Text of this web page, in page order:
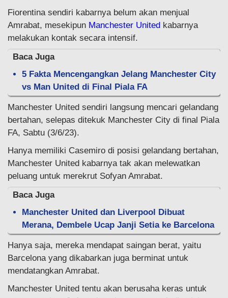
Fiorentina sendiri kabarnya belum akan menjual
Amrabat, mesekipun Manchester United kabarnya
melakukan kontak secara intensif.
Baca Juga
5 Fakta Mencengangkan Jelang Manchester City
vs Man United di Final Piala FA
Manchester United sendiri langsung mencari gelandang
bertahan, selepas ditekuk Manchester City di final Piala
FA, Sabtu (3/6/23).
Hanya memiliki Casemiro di posisi gelandang bertahan,
Manchester United kabarnya tak akan melewatkan
peluang untuk merekrut Sofyan Amrabat.
Baca Juga
Manchester United dan Liverpool Dibuat
Merana, Dembele Ucap Janji Setia ke Barcelona
Hanya saja, mereka mendapat saingan berat, yaitu
Barcelona yang dikabarkan juga berminat untuk
mendatangkan Amrabat.
Manchester United tentu akan berusaha keras untuk